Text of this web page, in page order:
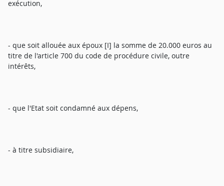
exécution,
- que soit allouée aux époux [I] la somme de 20.000 euros au
titre de l'article 700 du code de procédure civile, outre
intérêts,
- que l'Etat soit condamné aux dépens,
- à titre subsidiaire,